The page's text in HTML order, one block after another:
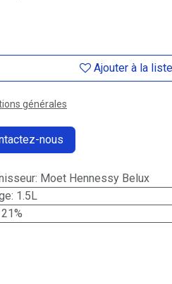
Ajouter à la
générales
nous
: Moet Hennessy Belux
: 1.5L
21%